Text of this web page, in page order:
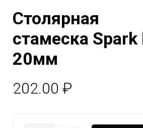
Столярная
стамеска Spark
20мм
202.00 ₽